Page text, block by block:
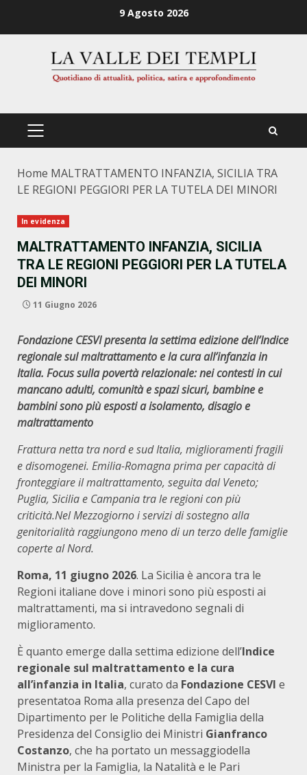
9 Agosto 2026
PRIMÄRES
Home MALTRATTAMENTO INFANZIA, SICILIA TRA
LE REGIONI PEGGIORI PER LA TUTELA DEI MINORI
In evidenza
MALTRATTAMENTO INFANZIA, SICILIA
TRA LE REGIONI PEGGIORI PER LA TUTELA
DEI MINORI
11 Giugno 2026
Fondazione CESVI presenta la settima edizione dell’Indice
regionale sul maltrattamento e la cura all’infanzia in
Italia. Focus sulla povertà relazionale: nei contesti in cui
mancano adulti, comunità e spazi sicuri, bambine e
bambini sono più esposti a isolamento, disagio e
maltrattamento
Frattura netta tra nord e sud Italia, miglioramenti fragili
e disomogenei. Emilia-Romagna prima per capacità di
fronteggiare il maltrattamento, seguita dal Veneto;
Puglia, Sicilia e Campania tra le regioni con più
criticità.Nel Mezzogiorno i servizi di sostegno alla
genitorialità raggiungono meno di un terzo delle famiglie
coperte al Nord.
Roma, 11 giugno 2026. La Sicilia è ancora tra le
Regioni italiane dove i minori sono più esposti ai
maltrattamenti, ma si intravedono segnali di
miglioramento.
È quanto emerge dalla settima edizione dell’Indice
regionale sul maltrattamento e la cura
all’infanzia in Italia, curato da Fondazione CESVI e
presentatoa Roma alla presenza del Capo del
Dipartimento per le Politiche della Famiglia della
Presidenza del Consiglio dei Ministri Gianfranco
Costanzo, che ha portato un messaggiodella
Ministra per la Famiglia, la Natalità e le Pari